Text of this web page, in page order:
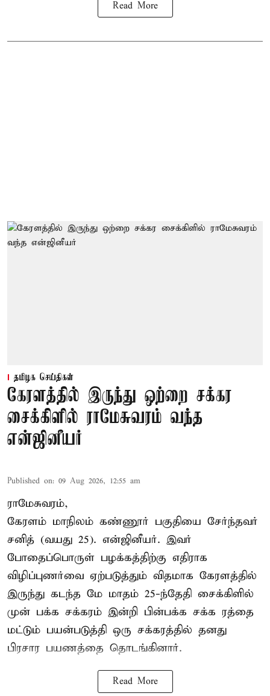
Read More
தமிழக செய்திகள்
கேரளத்தில் இருந்து ஒற்றை சக்கர
சைக்கிளில் ராமேசுவரம் வந்த
என்ஜினீயர்
Published on: 09 Aug 2026, 12:55 am
ராமேசுவரம்,
கேரளம் மாநிலம் கண்ணூர் பகுதியை சேர்ந்தவர்
சனித் (வயது 25). என்ஜினீயர். இவர்
போதைப்பொருள் பழக்கத்திற்கு எதிராக
விழிப்புணர்வை ஏற்படுத்தும் விதமாக கேரளத்தில்
இருந்து கடந்த மே மாதம் 25-ந்தேதி சைக்கிளில்
முன் பக்க சக்கரம் இன்றி பின்பக்க சக்க ரத்தை
மட்டும் பயன்படுத்தி ஒரு சக்கரத்தில் தனது
பிரசார பயணத்தை தொடங்கினார்.
Read More